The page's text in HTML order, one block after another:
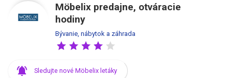
Möbelix predajne, otváracie
hodiny
Bývanie, nábytok a záhrada
Sledujte nové Möbelix letáky